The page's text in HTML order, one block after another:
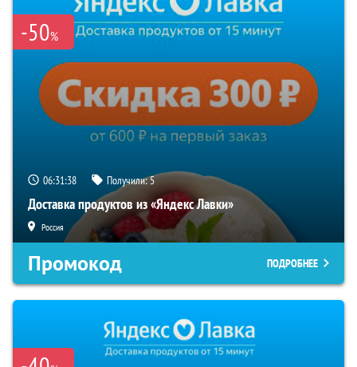
-50%
06:31:37 Получили:5
Доставка продуктов из «Яндекс Лавки»
Россия
Промокод ПОДРОБНЕЕ